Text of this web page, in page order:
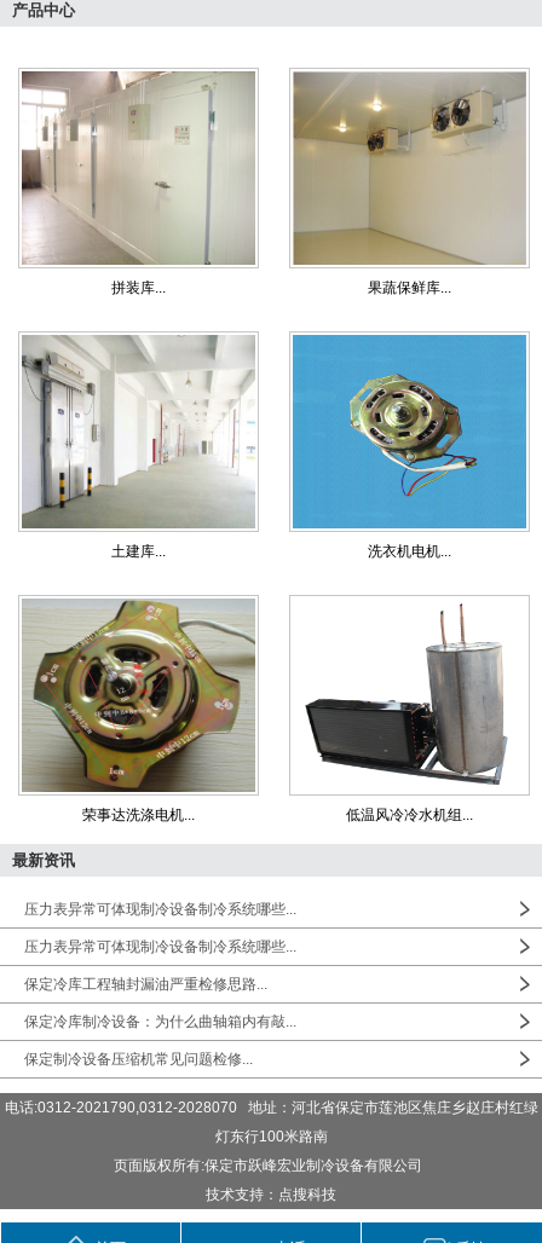
产品中心
拼装库... 果蔬保鲜库...
土建库... 洗衣机电机...
荣事达洗涤电机... 低温风冷冷水机组...
最新资讯
压力表异常可体现制冷设备制冷系统哪些...
压力表异常可体现制冷设备制冷系统哪些...
保定冷库工程轴封漏油严重检修思路...
保定冷库制冷设备：为什么曲轴箱内有敲...
保定制冷设备压缩机常见问题检修...
电话:0312-2021790,0312-2028070 地址：河北省保定市莲池区焦庄乡赵庄村红绿
灯东行100米路南
页面版权所有:保定市跃峰宏业制冷设备有限公司
技术支持：点搜科技